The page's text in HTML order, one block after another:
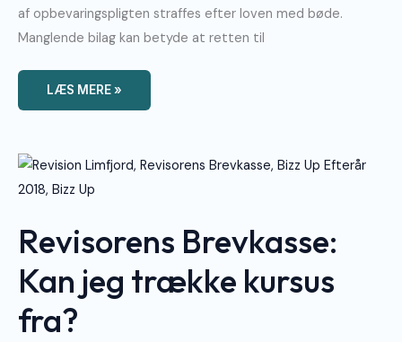
af opbevaringspligten straffes efter loven med bøde.
Manglende bilag kan betyde at retten til
LÆS MERE »
Revisorens Brevkasse:
Kan jeg trække kursus
fra?
Revisorens
Brevkasse:
Kan
Jeg